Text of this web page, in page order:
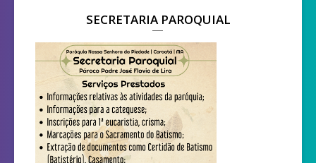
SECRETARIA PAROQUIAL